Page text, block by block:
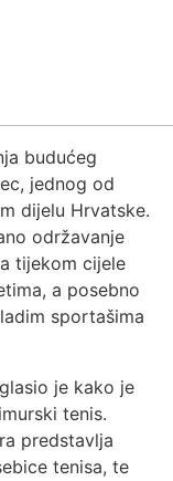
budućeg
jednog od
dijelu Hrvatske.
održavanje
tijekom cijele
a posebno
sportašima
je kako je
tenis.
predstavlja
tenisa, te